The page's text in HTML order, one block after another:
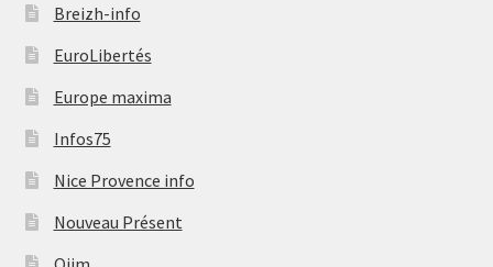
Breizh-info
EuroLibertés
Europe maxima
Infos75
Nice Provence info
Nouveau Présent